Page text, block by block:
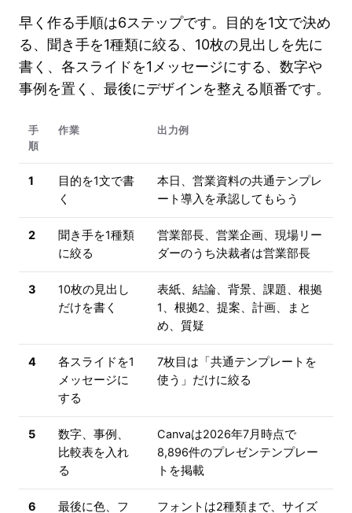
早く作る手順は6ステップです。目的を1文で決め
る、聞き手を1種類に絞る、10枚の見出しを先に
書く、各スライドを1メッセージにする、数字や
事例を置く、最後にデザインを整える順番です。
手
順
作業 出力例
1
目的を1文で書
く
本日、営業資料の共通テンプレ
ート導入を承認してもらう
2
聞き手を1種類
に絞る
営業部長、営業企画、現場リー
ダーのうち決裁者は営業部長
3
10枚の見出し
だけを書く
表紙、結論、背景、課題、根拠
1、根拠2、提案、計画、まと
め、質疑
4
各スライドを1
メッセージに
する
7枚目は「共通テンプレートを
使う」だけに絞る
5
数字、事例、
比較表を入れ
る
Canvaは2026年7月時点で
8,896件のプレゼンテンプレー
トを掲載
6 最後に色、フ フォントは2種類まで、サイズ